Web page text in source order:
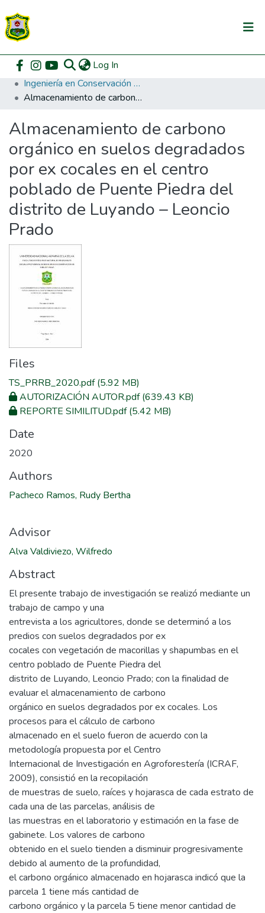
Log In
Communities & Collections
All of DSpace
Home Pregrado
Ingeniería en Conservación de Suelos y Agua
Almacenamiento de carbono orgánico en suelos degradados por ex cocales en el centro poblado de Puente Piedra del distrito de Luyando – Leoncio Prado
Almacenamiento de carbono
orgánico en suelos degradados
por ex cocales en el centro
poblado de Puente Piedra del
distrito de Luyando – Leoncio
Prado
Files
TS_PRRB_2020.pdf(5.92 MB)
AUTORIZACIÓN AUTOR.pdf(639.43 KB)
REPORTE SIMILITUD.pdf(5.42 MB)
Date
2020
Authors
Pacheco Ramos, Rudy Bertha
Advisor
Alva Valdiviezo, Wilfredo
Abstract
El presente trabajo de investigación se realizó mediante un
trabajo de campo y una
entrevista a los agricultores, donde se determinó a los
predios con suelos degradados por ex
cocales con vegetación de macorillas y shapumbas en el
centro poblado de Puente Piedra del
distrito de Luyando, Leoncio Prado; con la finalidad de
evaluar el almacenamiento de carbono
orgánico en suelos degradados por ex cocales. Los
procesos para el cálculo de carbono
almacenado en el suelo fueron de acuerdo con la
metodología propuesta por el Centro
Internacional de Investigación en Agroforestería (ICRAF,
2009), consistió en la recopilación
de muestras de suelo, raíces y hojarasca de cada estrato de
cada una de las parcelas, análisis de
las muestras en el laboratorio y estimación en la fase de
gabinete. Los valores de carbono
obtenido en el suelo tienden a disminuir progresivamente
debido al aumento de la profundidad,
el carbono orgánico almacenado en hojarasca indicó que la
parcela 1 tiene más cantidad de
carbono orgánico y la parcela 5 tiene menor cantidad de